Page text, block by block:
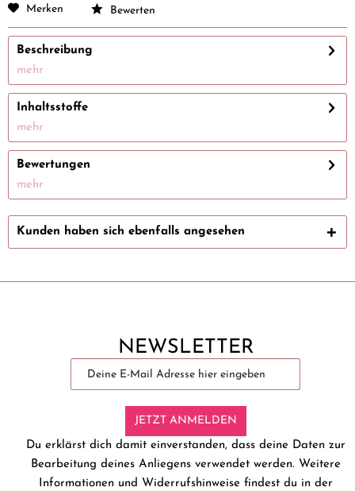
Merken
Bewerten
Beschreibung
mehr
Inhaltsstoffe
mehr
Bewertungen
mehr
Kunden haben sich ebenfalls angesehen
NEWSLETTER
JETZT ANMELDEN
Du erklärst dich damit einverstanden, dass deine Daten zur
Bearbeitung deines Anliegens verwendet werden. Weitere
Informationen und Widerrufshinweise findest du in der